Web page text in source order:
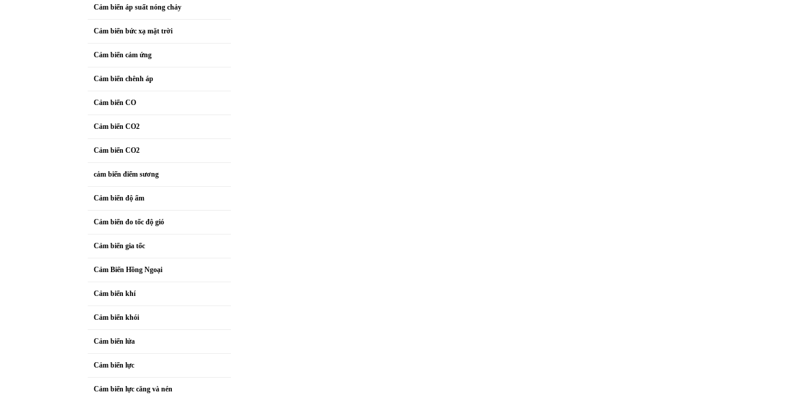
Cảm biến áp suất nóng chảy
Cảm biến bức xạ mặt trời
Cảm biến cảm ứng
Cảm biến chênh áp
Cảm biến CO
Cảm biến CO2
Cảm biến CO2
cảm biến điểm sương
Cảm biến độ ẩm
Cảm biến đo tốc độ gió
Cảm biến gia tốc
Cảm Biến Hồng Ngoại
Cảm biến khí
Cảm biến khói
Cảm biến lửa
Cảm biến lực
Cảm biến lực căng và nén